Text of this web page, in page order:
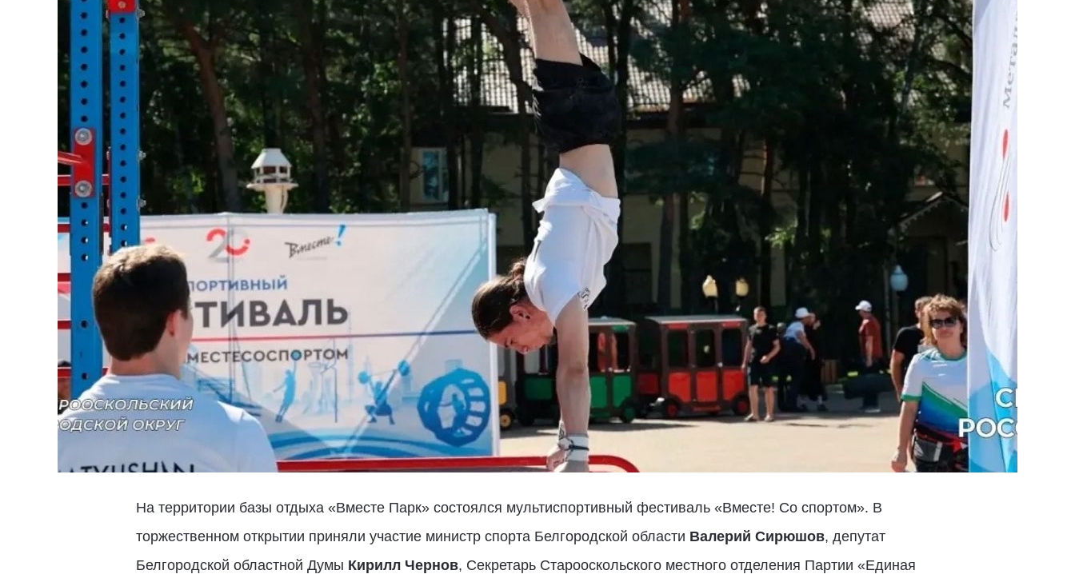
На территории базы отдыха «Вместе Парк» состоялся мультиспортивный фестиваль «Вместе! Со спортом». В
торжественном открытии приняли участие министр спорта Белгородской области Валерий Сирюшов, депутат
Белгородской областной Думы Кирилл Чернов, Секретарь Старооскольского местного отделения Партии «Единая